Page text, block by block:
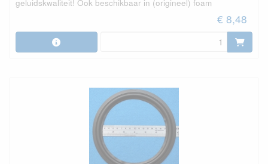
geluidskwaliteit! Ook beschikbaar in (origineel) foam
€ 8,48